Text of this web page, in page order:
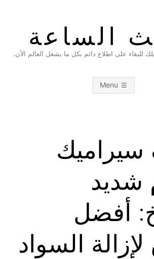
الساعة
للبقاء على اطلاع دائم بكل ما يشغل العالم الآن.
Menu
سيراميك
شديد
أفضل
السواد